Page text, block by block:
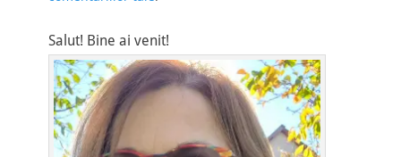
Salut! Bine ai venit!